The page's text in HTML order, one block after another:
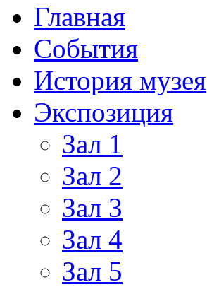
Главная
События
История музея
Экспозиция
Зал 1
Зал 2
Зал 3
Зал 4
Зал 5